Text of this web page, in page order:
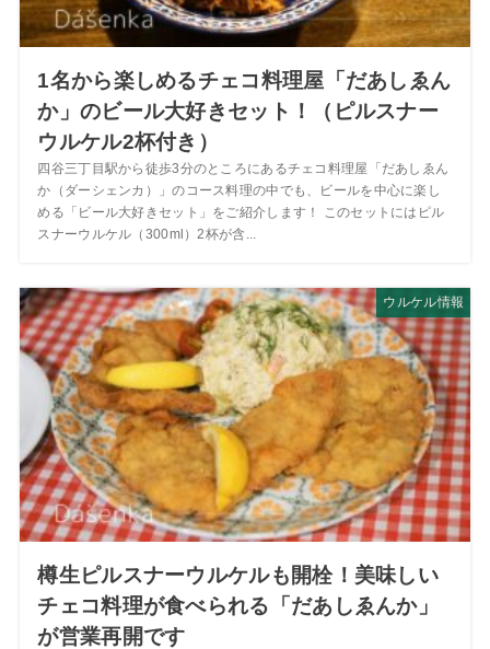
1名から楽しめるチェコ料理屋「だあしゑん
か」のビール大好きセット！（ピルスナー
ウルケル2杯付き）
四谷三丁目駅から徒歩3分のところにあるチェコ料理屋「だあしゑん
か（ダーシェンカ）」のコース料理の中でも、ビールを中心に楽し
める「ビール大好きセット」をご紹介します！ このセットにはピル
スナーウルケル（300ml）2杯が含...
ウルケル情報
樽生ピルスナーウルケルも開栓！美味しい
チェコ料理が食べられる「だあしゑんか」
が営業再開です